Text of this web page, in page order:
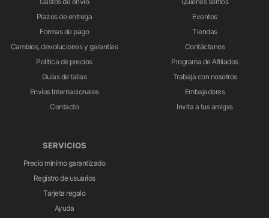
Plazos de entrega
Formas de pago
Cambios, devoluciones y garantías
Política de precios
Guías de tallas
Envíos Internacionales
Contacto
Eventos
Tiendas
Contáctanos
Programa de Afiliados
Trabaja con nosotros
Embajadores
Invita a tus amigxs
SERVICIOS
Precio mínimo garantizado
Registro de usuarios
Tarjeta regalo
Ayuda